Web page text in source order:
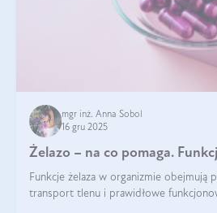
mgr inż. Anna Sobol
16 gru 2025
Żelazo – na co pomaga.
Funkcje żelaza w organizmie obejmują
transport tlenu i prawidłowe